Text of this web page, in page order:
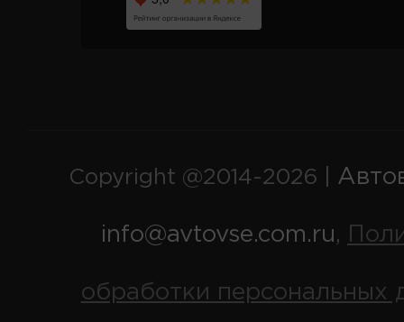
Copyright @2014-2026 |
info@avtovse.com.ru,
обработки персональных